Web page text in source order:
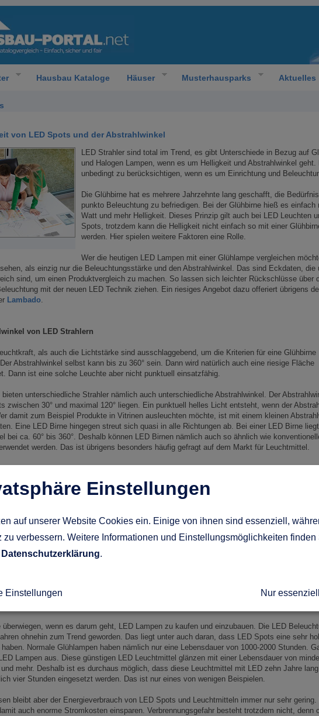
Hausbau Kataloge Häuser Musterhausparks Aktuelles
von LED Spots und der Abstrahlwinkel
LED Strahler sind total im Trend, es gibt Unterschiede in Bezug auf
und Halogen Lampen, wenn es um Helligkeit und Abstrahlwinkel geht.
unbedingt zu berücksichtigen, wenn es um Einrichtung und
Die Glühbirne hat es mehrere Jahrzehnte lang geschafft, die
punkto Beleuchtung zu befriedigen. Bei der Glühbirne hieß es einfach
Watt und mehr Helligkeit. Dieses Prinzip gilt auch bei LED Leuchten
Spots, trotzdem kann die Helligkeit nicht einfach so mit einer
werden. Hier spielen weitere Faktoren eine Rolle.
Wer die heutigen LED Lampen mit einer Glühlampe vergleichen
als einzig nur die Beleuchtungsstärke und den Abstrahlwinkel. Das sind Eckdaten, die
sind, um einen Produktvergleich zu machen. So lassen sich leichter Rückschlüsse über
mit der neuen LED Technik ziehen. Ein riesiges Angebot dazu offeriert übrigens
Lambado.
von LED Strahlern
als auch die Lichtstärke sind ausschlaggebend, um die Kriterien für eine Glühbirne
Abstrahlwinkel selbst kann bis zu 360° sein. Dann wird natürlich auch eine riesige Fläche
Dann ist eine solche Leuchte aber nicht punktuell einsatzfähig.
unterschiedliche Strahler nämlich auch unterschiedliche Abstrahlwinkel. Der
zwischen 30° und maximal 120° liegen. Ein punktuell helles Licht entsteht, wenn der
damit zum Beispiel Produkte in Vitrinen ausleuchten möchte, ist mit einem kleinen
Eine LED Birne hingegen streut sich quasi in alle Richtungen ab. Bei einer LED Birne
bei ca. 60° bis 360°. Deshalb können LED Birnen nämlich auch so ähnlich wie
werden. Das ist übrigens besonders häufig gefragt auf dem Markt für Leuchtmittel.
ist es, die Helligkeit der verwendeten Dioden und den Abstrahlwinkel zu berücksichtigen,
Halogen Lampen oder Energiesparlampen, sowie konventionellen Glühlampen
ist es nicht möglich, diverse Strahler untereinander in punkto Leistung und Abstrahlwinkel zu
die Parameter ähnlich ausfallen, kann ein solcher Vergleich stattfinden. Aus diesen
Erkenntnisse in Bezug auf eine effiziente Beleuchtung mit LED Lampen ziehen.
ist es auch bei LED Strahlern oft der Fall, dass diese mit einem Abstrahlwinkel zwischen 30°
Neue LED Strahler hingegen bieten einen Abstrahlwinkel von 45° bis 120°. Damit lassen
als im Vergleich mit einem Halogenstrahler.
Spots
überwiegen, wenn es darum geht, LED Lampen zu kaufen und einzubauen. Die LED
ohnehin zum Trend geworden. Das liegt unter auch daran, dass LED Spots eine sehr
haben. Normale Glühlampen haben nämlich nur eine Lebensdauer von 1000-2000 Stunden.
Lampen aus. Diese günstigen LED Leuchtmittel glänzen mit einer Lebensdauer von
mehr. Deshalb ist es durchaus möglich, dass diese Leuchtmittel mit LED zehn Jahre
vier Stunden eingesetzt werden. Das ist nur eines von wenigen Beispielen.
bleibt aber der Energieverbrauch von LED Spots und Leuchtmitteln immer nur sehr gering.
auch enorme Stromkosten einsparen. Verbrennungsgefahr besteht trotzdem nicht, denn
Einstellungen
auf unserer Website Cookies ein. Einige von ihnen sind essenziell,
zu verbessern. Weitere Informationen und Einstellungsmöglichkeiten
Datenschutzerklärung.
Einstellungen Nur